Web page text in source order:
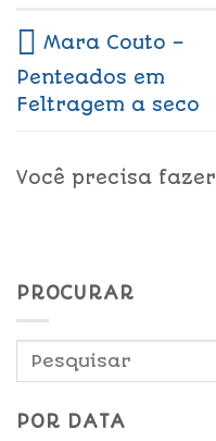
Mara Couto –
Penteados em
Feltragem a seco
Você precisa fazer
PROCURAR
POR DATA